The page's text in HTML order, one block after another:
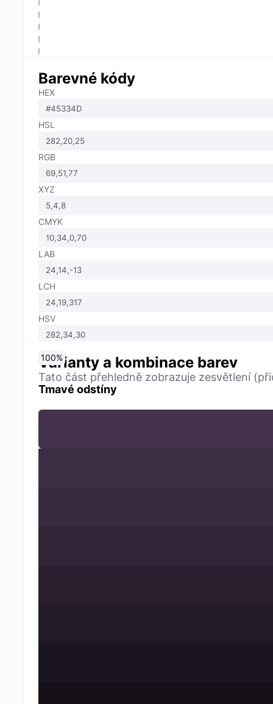
Barevné kódy
HEX
HSL
RGB
XYZ
CMYK
LAB
LCH
HSV
Varianty a kombinace barev
Tato část přehledně zobrazuje zesvětlení
Tmavé odstíny
0%
10%
20%
30%
40%
50%
60%
70%
80%
90%
100%